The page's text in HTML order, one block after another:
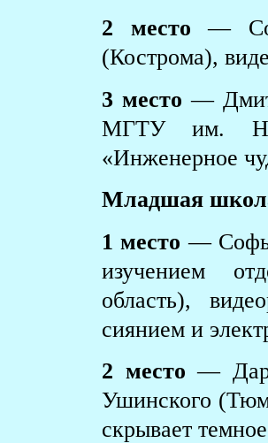
2 место —
(Кострома),
3 место —
МГТУ им.
«Инженерное
Младшая
1 место —
изучением
область),
сиянием и
2 место —
Ушинского
скрывает